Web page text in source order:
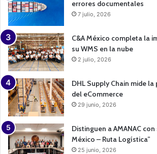
errores documentales
7 julio, 2026
C&A México completa la
su WMS en la nube
2 julio, 2026
DHL Supply Chain mide
del eCommerce
29 junio, 2026
Distinguen a AMANAC
México – Ruta Logística”
25 junio, 2026